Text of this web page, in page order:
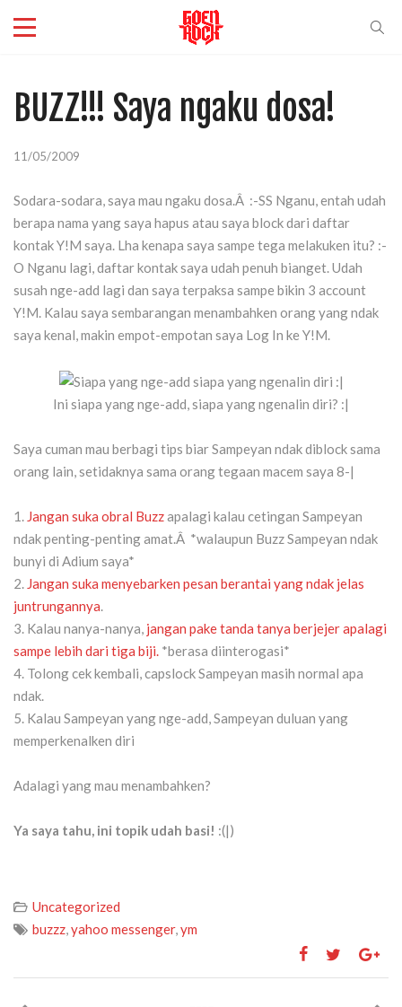
BUZZ!!! Saya ngaku dosa!
11/05/2009
Sodara-sodara, saya mau ngaku dosa.Â :-SS Nganu, entah udah
berapa nama yang saya hapus atau saya block dari daftar
kontak Y!M saya. Lha kenapa saya sampe tega melakuken itu? :-
O Nganu lagi, daftar kontak saya udah penuh bianget. Udah
susah nge-add lagi dan saya terpaksa sampe bikin 3 account
Y!M. Kalau saya sembarangan menambahken orang yang ndak
saya kenal, makin empot-empotan saya Log In ke Y!M.
Ini siapa yang nge-add, siapa yang ngenalin diri? :|
Saya cuman mau berbagi tips biar Sampeyan ndak diblock sama
orang lain, setidaknya sama orang tegaan macem saya 8-|
1. Jangan suka obral Buzzapalagi kalau cetingan Sampeyan
ndak penting-penting amat.Â *walaupun Buzz Sampeyan ndak
bunyi di Adium saya*
2. Jangan suka menyebarken pesan berantai yang ndak jelas
juntrungannya.
3. Kalau nanya-nanya, jangan pake tanda tanya berjejer apalagi
sampe lebih dari tiga biji. *berasa diinterogasi*
4. Tolong cek kembali, capslock Sampeyan masih normal apa
ndak.
5. Kalau Sampeyan yang nge-add, Sampeyan duluan yang
memperkenalken diri
Adalagi yang mau menambahken?
Ya saya tahu, ini topik udah basi! :(|)
Uncategorized
buzzz,yahoo messenger,ym